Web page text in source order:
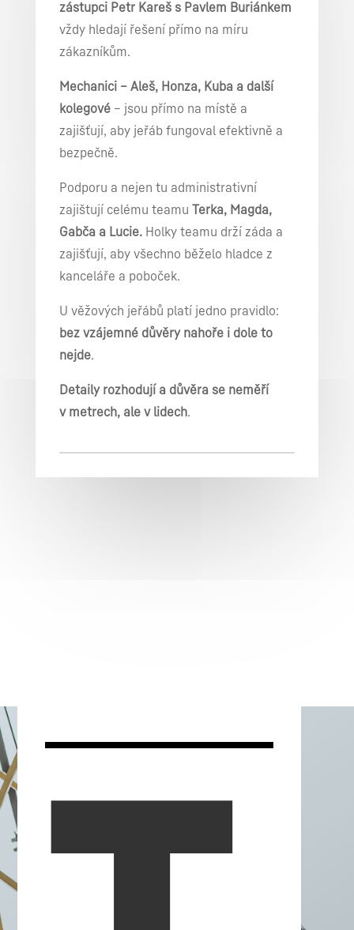
zástupci Petr Kareš s Pavlem Buriánkem
vždy hledají řešení přímo na míru
zákazníkům.
Mechanici – Aleš, Honza, Kuba a další
kolegové– jsou přímo na místě a
zajišťují, aby jeřáb fungoval efektivně a
bezpečně.
Podporu a nejen tu administrativní
zajištují celému teamu Terka, Magda,
Gabča a Lucie. Holky teamu drží záda a
zajišťují, aby všechno běželo hladce z
kanceláře a poboček.
U věžových jeřábů platí jedno pravidlo:
bez vzájemné důvěry nahoře i dole to
nejde.
Detaily rozhodují a důvěra se neměří
v metrech, ale v lidech.